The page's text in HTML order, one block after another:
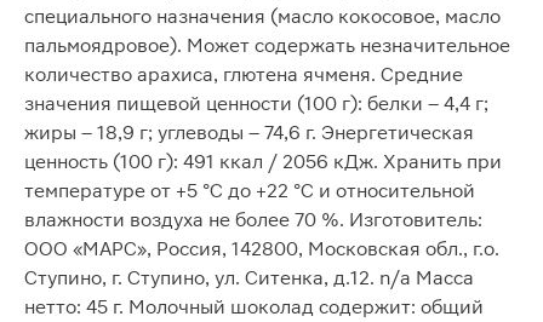
специального назначения (масло кокосовое, масло
пальмоядровое). Может содержать незначительное
количество арахиса, глютена ячменя. Средние
значения пищевой ценности (100 г): белки – 4,4 г;
жиры – 18,9 г; углеводы – 74,6 г. Энергетическая
ценность (100 г): 491 ккал / 2056 кДж. Хранить при
температуре от +5 °С до +22 °С и относительной
влажности воздуха не более 70 %. Изготовитель:
ООО «МАРС», Россия, 142800, Московская обл., г.о.
Ступино, г. Ступино, ул. Ситенка, д.12. n/a Масса
нетто: 45 г. Молочный шоколад содержит: общий